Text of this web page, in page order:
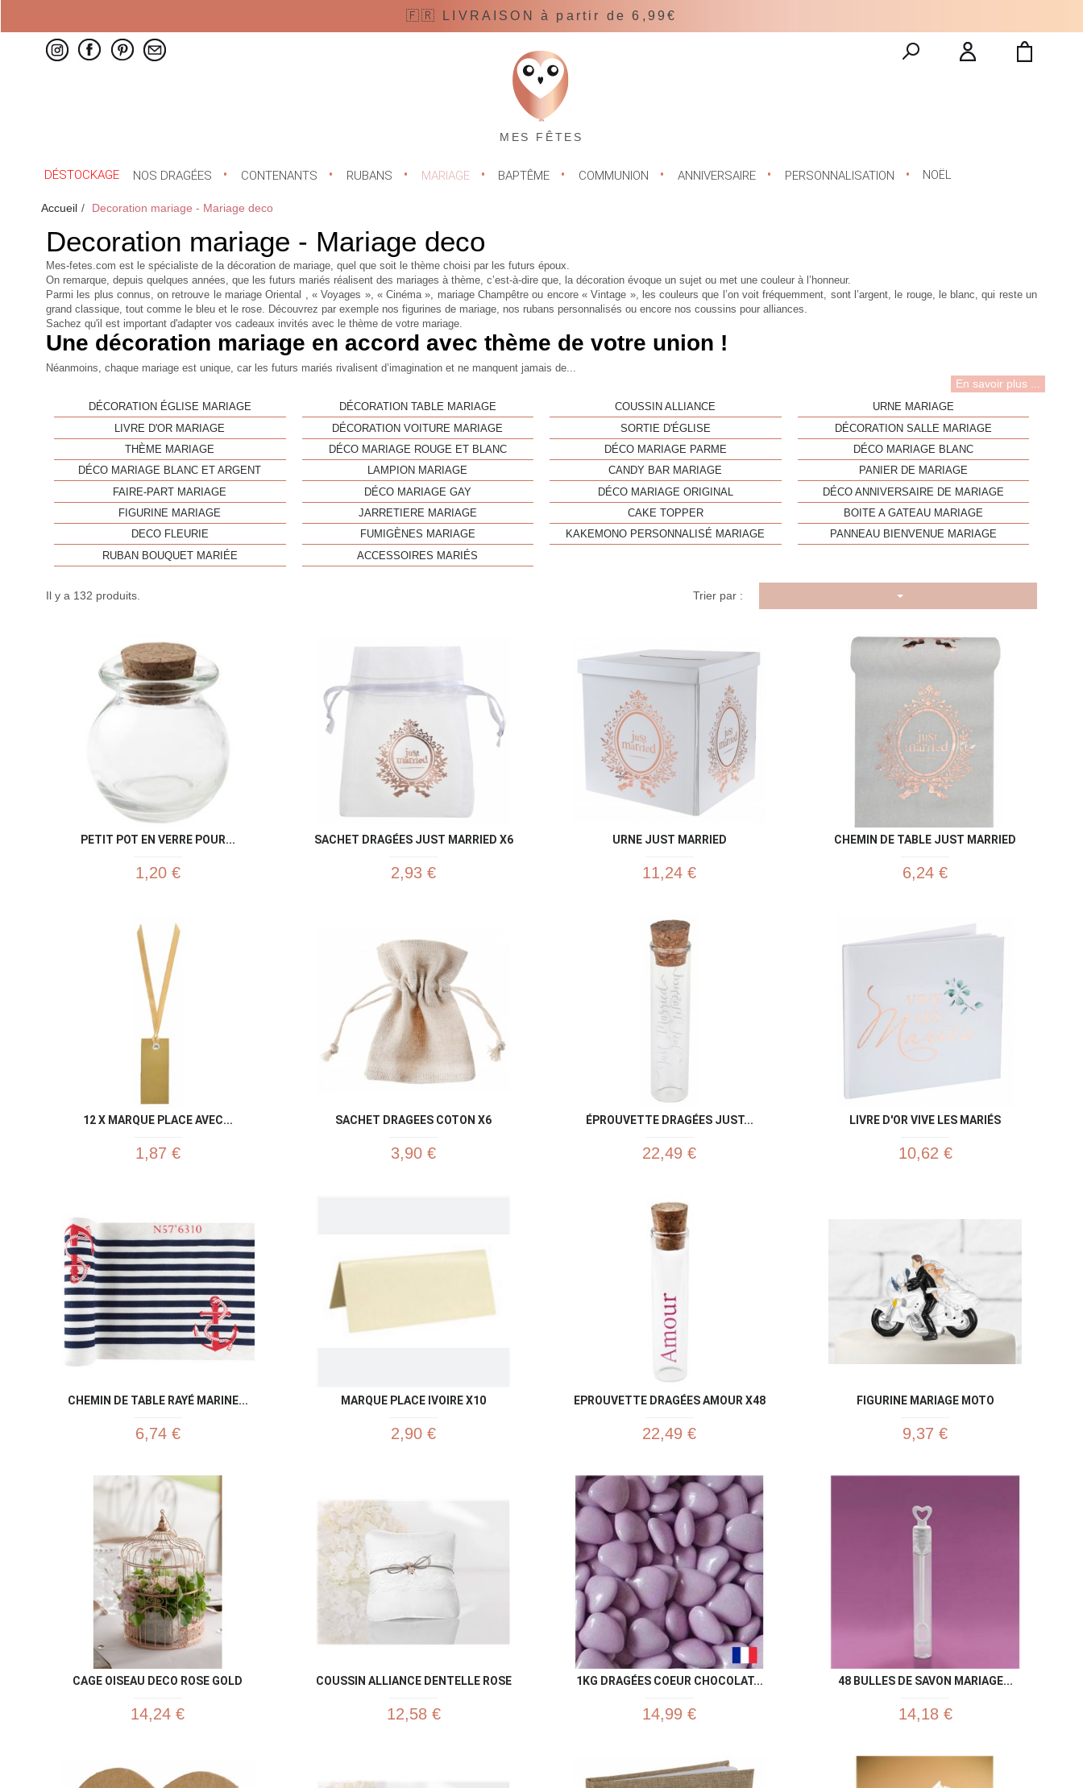
🇫🇷 LIVRAISON à partir de 6,99€
MES FÊTES
DÉSTOCKAGE NOS DRAGÉES CONTENANTS RUBANS MARIAGE BAPTÊME COMMUNION ANNIVERSAIRE PERSONNALISATION NOËL
Accueil Decoration mariage - Mariage deco
Decoration mariage - Mariage deco
Mes-fetes.com est le spécialiste de la décoration de mariage, quel que soit le thème choisi par les futurs époux.
On remarque, depuis quelques années, que les futurs mariés réalisent des mariages à thème, c’est-à-dire que, la décoration évoque un sujet ou met une couleur à l’honneur.
Parmi les plus connus, on retrouve le mariage Oriental , « Voyages », « Cinéma », mariage Champêtre ou encore « Vintage », les couleurs que l’on voit fréquemment, sont l’argent, le rouge, le blanc, qui reste un
grand classique, tout comme le bleu et le rose. Découvrez par exemple nos figurines de mariage, nos rubans personnalisés ou encore nos coussins pour alliances.
Sachez qu'il est important d'adapter vos cadeaux invités avec le thème de votre mariage.
Une décoration mariage en accord avec thème de votre union !
Néanmoins, chaque mariage est unique, car les futurs mariés rivalisent d’imagination et ne manquent jamais de...
En savoir plus ...
DÉCORATION ÉGLISE MARIAGE DÉCORATION TABLE MARIAGE COUSSIN ALLIANCE
URNE MARIAGE
LIVRE D'OR MARIAGE
DÉCORATION VOITURE MARIAGE SORTIE D'ÉGLISE
DÉCORATION SALLE MARIAGE
THÈME MARIAGE
DÉCO MARIAGE ROUGE ET BLANC DÉCO MARIAGE PARME
DÉCO MARIAGE BLANC
DÉCO MARIAGE BLANC ET ARGENT
LAMPION MARIAGE CANDY BAR MARIAGE
PANIER DE MARIAGE
FAIRE-PART MARIAGE
DÉCO MARIAGE GAY DÉCO MARIAGE ORIGINAL
DÉCO ANNIVERSAIRE DE MARIAGE
FIGURINE MARIAGE
JARRETIERE MARIAGE CAKE TOPPER
BOITE A GATEAU MARIAGE
DECO FLEURIE
FUMIGÈNES MARIAGE KAKEMONO PERSONNALISÉ MARIAGE
PANNEAU BIENVENUE MARIAGE
RUBAN BOUQUET MARIÉE
ACCESSOIRES MARIÉS
Il y a 132 produits. Trier par :
PETIT POT EN VERRE POUR...
1,20 €
SACHET DRAGÉES JUST MARRIED X6
2,93 €
Aperçu rapide
URNE JUST MARRIED
11,24 €
Aperçu rapide
CHEMIN DE TABLE JUST MARRIED
6,24 €
12 X MARQUE PLACE AVEC...
1,87 €
Aperçu rapide
SACHET DRAGEES COTON X6
3,90 €
Aperçu rapide
ÉPROUVETTE DRAGÉES JUST...
22,49 €
Aperçu rapide
LIVRE D'OR VIVE LES MARIÉS
10,62 €
CHEMIN DE TABLE RAYÉ MARINE...
6,74 €
MARQUE PLACE IVOIRE X10
2,90 €
Aperçu rapide
EPROUVETTE DRAGÉES AMOUR X48
22,49 €
Aperçu rapide
FIGURINE MARIAGE MOTO
9,37 €
CAGE OISEAU DECO ROSE GOLD
14,24 €
COUSSIN ALLIANCE DENTELLE ROSE
12,58 €
Aperçu rapide
1KG DRAGÉES COEUR CHOCOLAT...
14,99 €
48 BULLES DE SAVON MARIAGE...
14,18 €
Aperçu rapide Aperçu rapide